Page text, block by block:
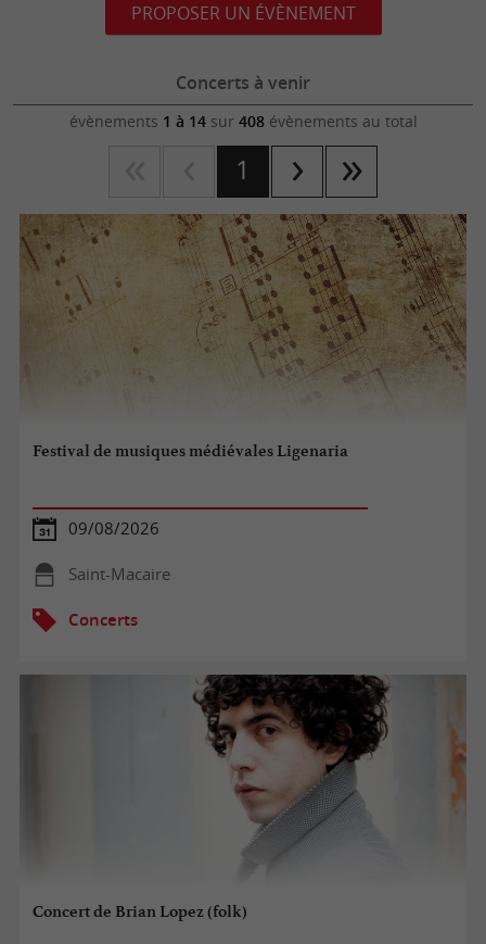
PROPOSER UN ÉVÈNEMENT
Concerts à venir
évènements 1 à 14sur 408évènements au total
1
Festival de musiques médiévales Ligenaria
09/08/2026
Saint-Macaire
Concerts
Concert de Brian Lopez (folk)